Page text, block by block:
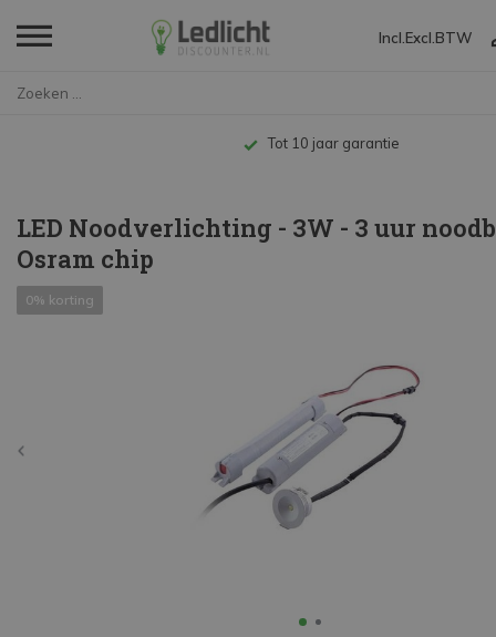
Incl. Excl. BTW
Gratis verzending vanaf €49,-*
LED Noodverlichting - 3W - 3 uur
Osram chip
0% korting